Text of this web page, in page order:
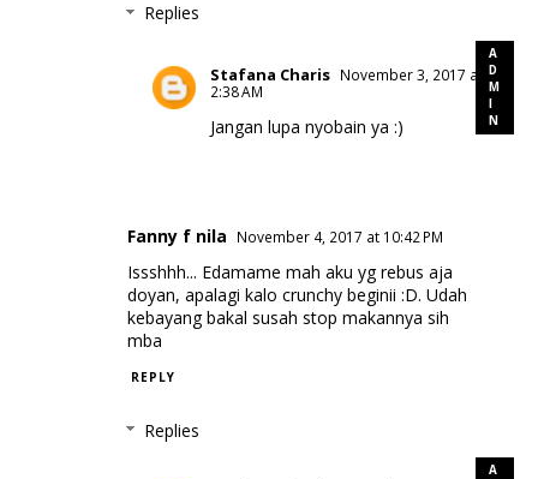
Replies
Stafana Charis November 3, 2017 at
2:38 AM
Jangan lupa nyobain ya :)
Fanny f nila November 4, 2017 at 10:42 PM
Issshhh... Edamame mah aku yg rebus aja
doyan, apalagi kalo crunchy beginii :D. Udah
kebayang bakal susah stop makannya sih
mba
REPLY
Replies